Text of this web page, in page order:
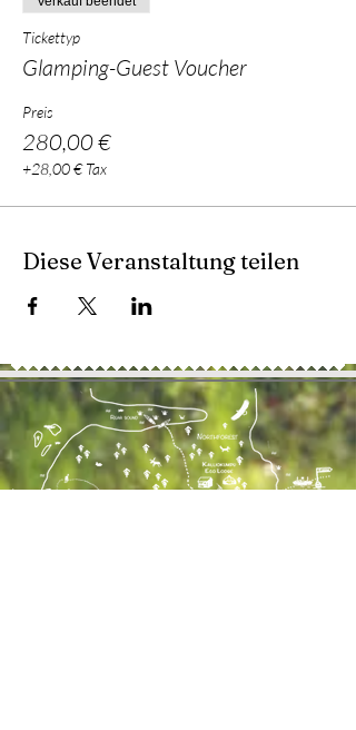
Tickettyp
Glamping-Guest Voucher
Preis
280,00 €
+28,00 € Tax
Diese Veranstaltung teilen